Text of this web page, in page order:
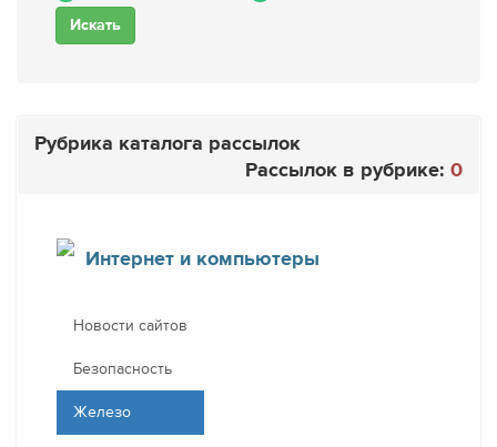
Рубрика каталога рассылок
Рассылок в рубрике: 0
Интернет и компьютеры
Новости сайтов
Безопасность
Железо